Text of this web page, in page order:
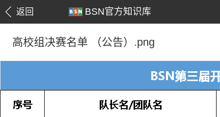
返回 BSN官方知识库
高校组决赛名单 （公告）.png